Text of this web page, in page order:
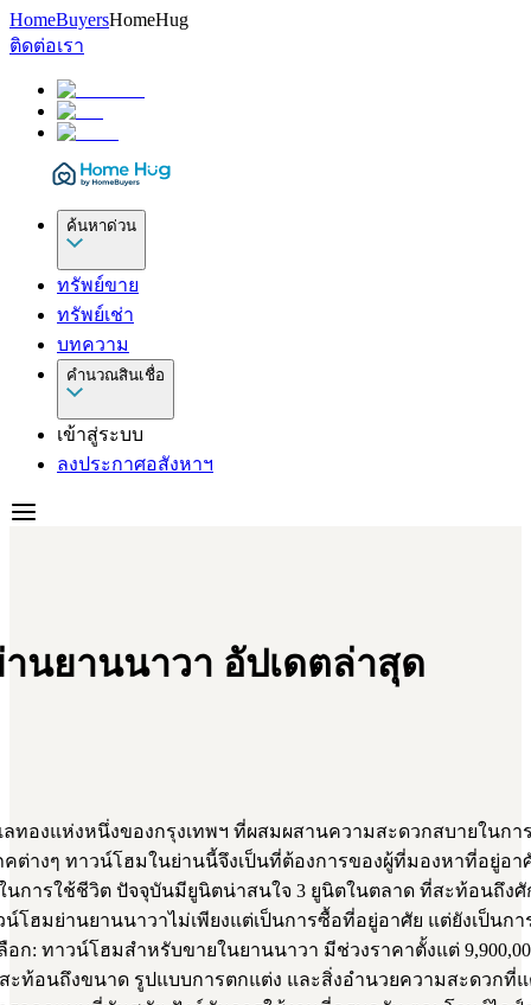
HomeBuyersHomeHug
ติดต่อเรา
ค้นหาด่วน
ทรัพย์ขาย
ทรัพย์เช่า
บทความ
คำนวณสินเชื่อ
เข้าสู่ระบบ
ลงประกาศอสังหาฯ
นยานนาวา อัปเดตล่าสุด
ทองแห่งหนึ่งของกรุงเทพฯ ที่ผสมผสานความสะดวกสบายในกา
คต่างๆ ทาวน์โฮมในย่านนี้จึงเป็นที่ต้องการของผู้ที่มองหาที่อยู่อ
นการใช้ชีวิต ปัจจุบันมียูนิตน่าสนใจ 3 ยูนิตในตลาด ที่สะท้อนถึง
โฮมย่านยานนาวาไม่เพียงแต่เป็นการซื้อที่อยู่อาศัย แต่ยังเป็นก
ก: ทาวน์โฮมสำหรับขายในยานนาวา มีช่วงราคาตั้งแต่
ะท้อนถึงขนาด รูปแบบการตกแต่ง และสิ่งอำนวยความสะดวกที่